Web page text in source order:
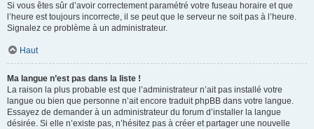
Si vous êtes sûr d’avoir correctement paramétré votre fuseau horaire et que
l’heure est toujours incorrecte, il se peut que le serveur ne soit pas à l’heure.
Signalez ce problème à un administrateur.
Haut
Ma langue n’est pas dans la liste !
La raison la plus probable est que l’administrateur n’ait pas installé votre
langue ou bien que personne n’ait encore traduit phpBB dans votre langue.
Essayez de demander à un administrateur du forum d’installer la langue
désirée. Si elle n’existe pas, n’hésitez pas à créer et partager une nouvelle